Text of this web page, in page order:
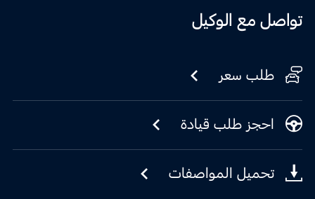
تواصل مع الوكيل
طلب سعر
احجز طلب قيادة
تحميل المواصفات